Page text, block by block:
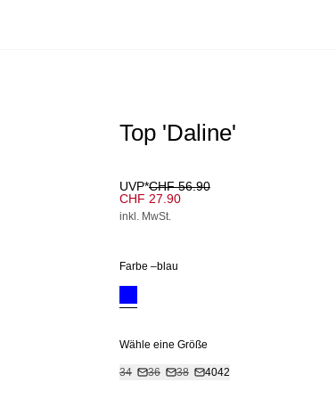
Top 'Daline'
UVP*CHF 56.90
CHF 27.90
inkl. MwSt.
Farbe –blau
Wähle eine Größe
34 36 38 4042